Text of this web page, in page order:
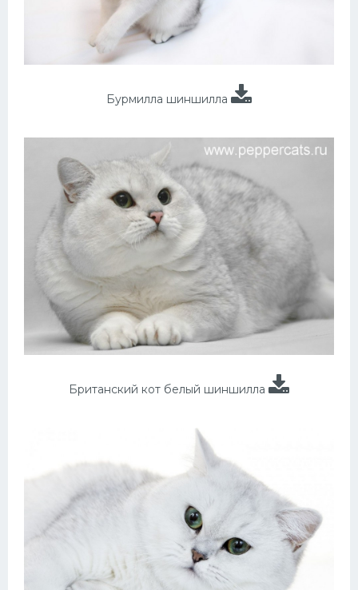
Бурмилла шиншилла
Британский кот белый шиншилла